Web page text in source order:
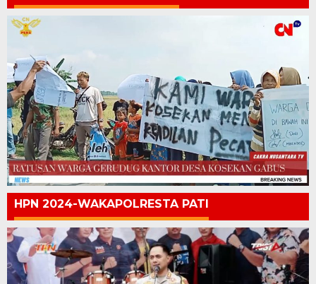
HPN 2024-WAKAPOLRESTA PATI